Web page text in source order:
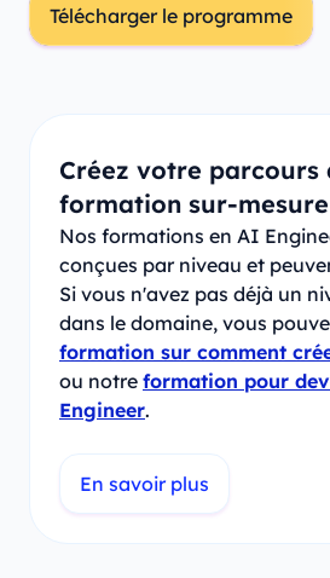
Télécharger le programme
Créez votre parcours
formation sur-mesure
Nos formations en AI
conçues par niveau et
Si vous n'avez pas déjà un
dans le domaine, vous
formation sur comment
ou notre formation pour
Engineer.
En savoir plus